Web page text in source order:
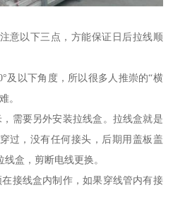
意以下三点，方能保证日后拉线顺
及以下角度，所以很多人推崇的“横
。
需要另外安装拉线盒。拉线盒就是
过，没有任何接头，后期用盖板盖
盒，剪断电线更换。
接线盒内制作，如果穿线管内有接